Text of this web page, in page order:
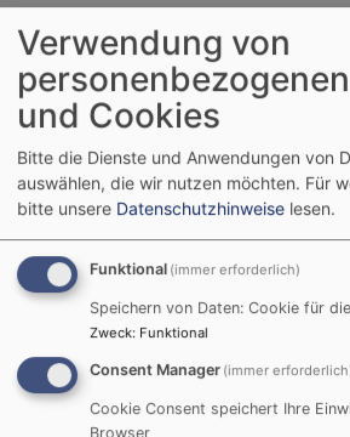
Evangelischer
Männerkreis
Erlenstegen
durch
"Ich
neuen
bin".
Verwendung von
und Cookies
Bitte die Dienste und Anwendungen von
auswählen, die wir nutzen möchten. Für
bitte unsere Datenschutzhinweise lesen.
Funktional (immer erforderlich)
Speichern von Daten: Cookie für
Zweck: Funktional
Consent Manager (immer
Cookie Consent speichert Ihre
Browser